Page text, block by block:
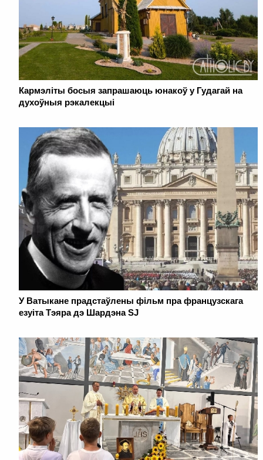
Кармэліты босыя запрашаюць юнакоў у Гудагай на
духоўныя рэкалекцыі
У Ватыкане прадстаўлены фільм пра французскага
езуіта Тэяра дэ Шардэна SJ